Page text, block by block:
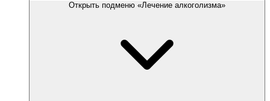
Открыть подменю «Лечение алкоголизма»